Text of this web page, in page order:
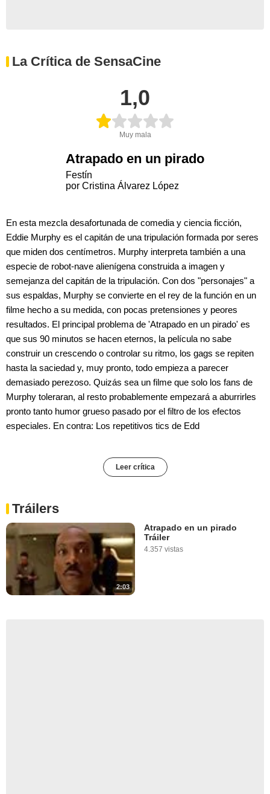
La Crítica de SensaCine
1,0
Muy mala
Atrapado en un pirado
Festín
por Cristina Álvarez López
En esta mezcla desafortunada de comedia y ciencia ficción,
Eddie Murphy es el capitán de una tripulación formada por seres
que miden dos centímetros. Murphy interpreta también a una
especie de robot-nave alienígena construida a imagen y
semejanza del capitán de la tripulación. Con dos "personajes" a
sus espaldas, Murphy se convierte en el rey de la función en un
filme hecho a su medida, con pocas pretensiones y peores
resultados. El principal problema de 'Atrapado en un pirado' es
que sus 90 minutos se hacen eternos, la película no sabe
construir un crescendo o controlar su ritmo, los gags se repiten
hasta la saciedad y, muy pronto, todo empieza a parecer
demasiado perezoso. Quizás sea un filme que solo los fans de
Murphy toleraran, al resto probablemente empezará a aburrirles
pronto tanto humor grueso pasado por el filtro de los efectos
especiales. En contra: Los repetitivos tics de Edd
Leer crítica
Tráilers
2:03
Atrapado en un pirado
Tráiler
4.357 vistas